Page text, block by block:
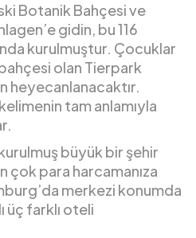
Botanik Bahçesi ve
gidin, bu 116
kurulmuştur. Çocuklar
olan Tierpark
heyecanlanacaktır.
tam anlamıyla
büyük bir şehir
çok para harcamanıza
merkezi konumda
üç farklı oteli